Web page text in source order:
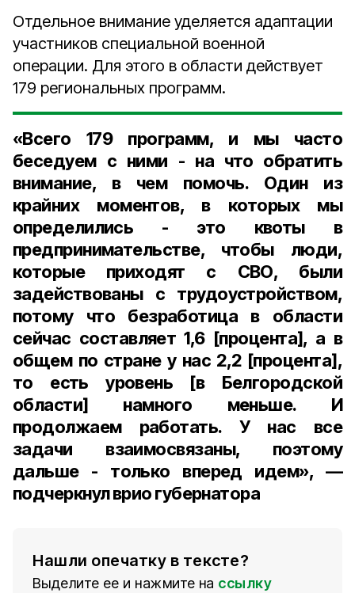
Отдельное внимание уделяется адаптации
участников специальной военной
операции. Для этого в области действует
179 региональных программ.
«Всего 179 программ, и мы часто
беседуем с ними - на что обратить
внимание, в чем помочь. Один из
крайних моментов, в которых мы
определились - это квоты в
предпринимательстве, чтобы люди,
которые приходят с СВО, были
задействованы с трудоустройством,
потому что безработица в области
сейчас составляет 1,6 [процента], а в
общем по стране у нас 2,2 [процента],
то есть уровень [в Белгородской
области] намного меньше. И
продолжаем работать. У нас все
задачи взаимосвязаны, поэтому
дальше - только вперед идем», —
подчеркнул врио губернатора
Нашли опечатку в тексте?
Выделите ее и нажмите на ссылку